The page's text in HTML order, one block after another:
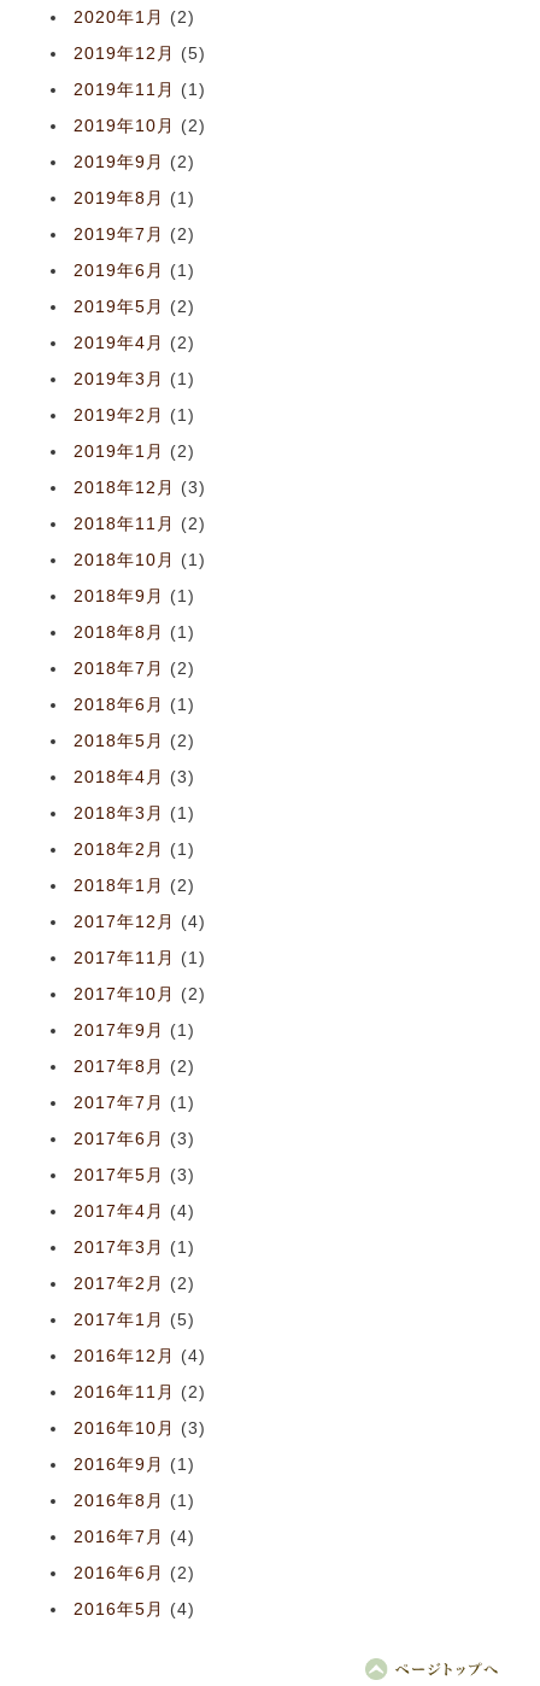
2020年1月
(2)
2019年12月
(5)
2019年11月
(1)
2019年10月
(2)
2019年9月
(2)
2019年8月
(1)
2019年7月
(2)
2019年6月
(1)
2019年5月
(2)
2019年4月
(2)
2019年3月
(1)
2019年2月
(1)
2019年1月
(2)
2018年12月
(3)
2018年11月
(2)
2018年10月
(1)
2018年9月
(1)
2018年8月
(1)
2018年7月
(2)
2018年6月
(1)
2018年5月
(2)
2018年4月
(3)
2018年3月
(1)
2018年2月
(1)
2018年1月
(2)
2017年12月
(4)
2017年11月
(1)
2017年10月
(2)
2017年9月
(1)
2017年8月
(2)
2017年7月
(1)
2017年6月
(3)
2017年5月
(3)
2017年4月
(4)
2017年3月
(1)
2017年2月
(2)
2017年1月
(5)
2016年12月
(4)
2016年11月
(2)
2016年10月
(3)
2016年9月
(1)
2016年8月
(1)
2016年7月
(4)
2016年6月
(2)
2016年5月
(4)